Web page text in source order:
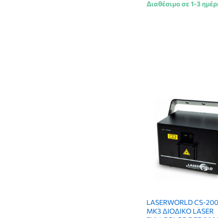
Διαθέσιμο σε 1-3
LASERWORLD CS-
MK3 ΔΙΟΔΙΚΟ LASER